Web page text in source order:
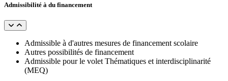
Admissibilité à du financement
Admissible à d'autres mesures de financement scolaire
Autres possibilités de financement
Admissible pour le volet Thématiques et interdisciplinarité
(MEQ)